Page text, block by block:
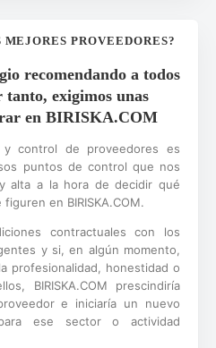
MEJORES PROVEEDORES?
recomendando a todos
tanto, exigimos unas
en BIRISKA.COM
control de proveedores es
puntos de control que nos
alta a la hora de decidir qué
en BIRISKA.COM.
contractuales con los
y si, en algún momento,
profesionalidad, honestidad o
BIRISKA.COM prescindiría
e iniciaría un nuevo
ese sector o actividad